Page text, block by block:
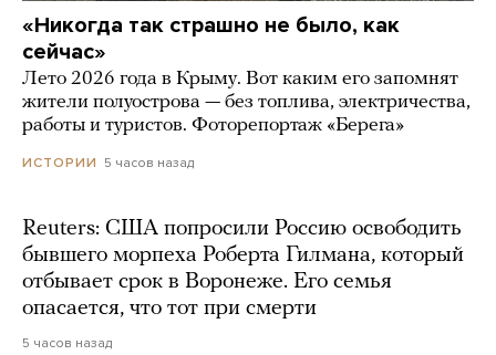
«Никогда так страшно не было, как
сейчас»
Лето 2026 года в Крыму. Вот каким его запомнят
жители полуострова — без топлива, электричества,
работы и туристов. Фоторепортаж «Берега»
ИСТОРИИ 5 часов назад
Reuters: США попросили Россию освободить
бывшего морпеха Роберта Гилмана, который
отбывает срок в Воронеже. Его семья
опасается, что тот при смерти
5 часов назад